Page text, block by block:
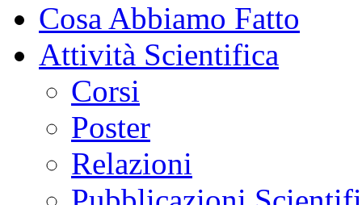
Cosa Abbiamo Fatto
Attività Scientifica
Corsi
Poster
Relazioni